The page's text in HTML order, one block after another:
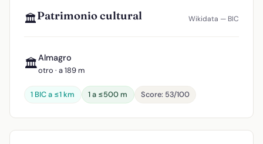
🏛️Patrimonio cultural Wikidata — BIC
🏛️Almagro
otro · a 189 m
1 BIC a ≤1 km 1 a ≤500 m Score: 53/100